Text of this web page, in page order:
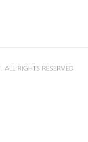
RIGHTS RESERVED